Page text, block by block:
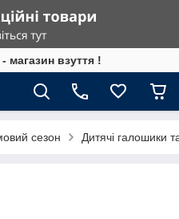
магазин взуття !
сезон Дитячі галошики